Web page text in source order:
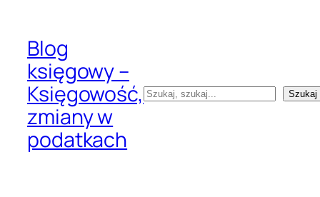
treściBlog
księgowy –
Księgowość,
zmiany w
podatkach
Szukaj Szukaj